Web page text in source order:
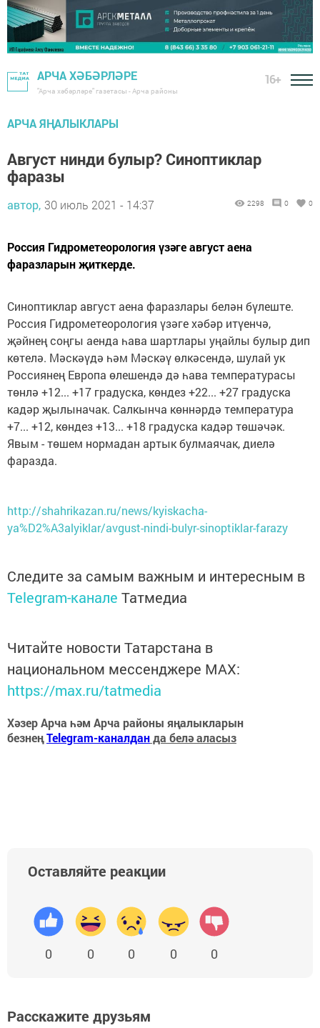
АРЧА ХӘБӘРЛӘРЕ
"Арча хәбәрләре" газетасы - Арча районы
16+
АРЧА ЯҢАЛЫКЛАРЫ
Август нинди булыр? Синоптиклар
фаразы
автор, 30 июль 2021 - 14:37 2298 0 0
Россия Гидрометеорология үзәге август аена
фаразларын җиткерде.
Синоптиклар август аена фаразлары белән бүлеште.
Россия Гидрометеорология үзәге хәбәр итүенчә,
җәйнең соңгы аенда һава шартлары уңайлы булыр дип
көтелә. Мәскәүдә һәм Мәскәү өлкәсендә, шулай ук
Россиянең Европа өлешендә дә һава температурасы
төнлә +12... +17 градуска, көндез +22... +27 градуска
кадәр җылыначак. Салкынча көннәрдә температура
+7... +12, көндез +13... +18 градуска кадәр төшәчәк.
Явым - төшем нормадан артык булмаячак, диелә
фаразда.
http://shahrikazan.ru/news/kyiskacha-
ya%D2%A3alyiklar/avgust-nindi-bulyr-sinoptiklar-farazy
Следите за самым важным и интересным в
Telegram-канале Татмедиа
Читайте новости Татарстана в
национальном мессенджере MАХ:
https://max.ru/tatmedia
Хәзер Арча һәм Арча районы яңалыкларын
безнеңTelegram-каналданда белә аласыз
Оставляйте реакции
0 0 0 0 0
Расскажите друзьям